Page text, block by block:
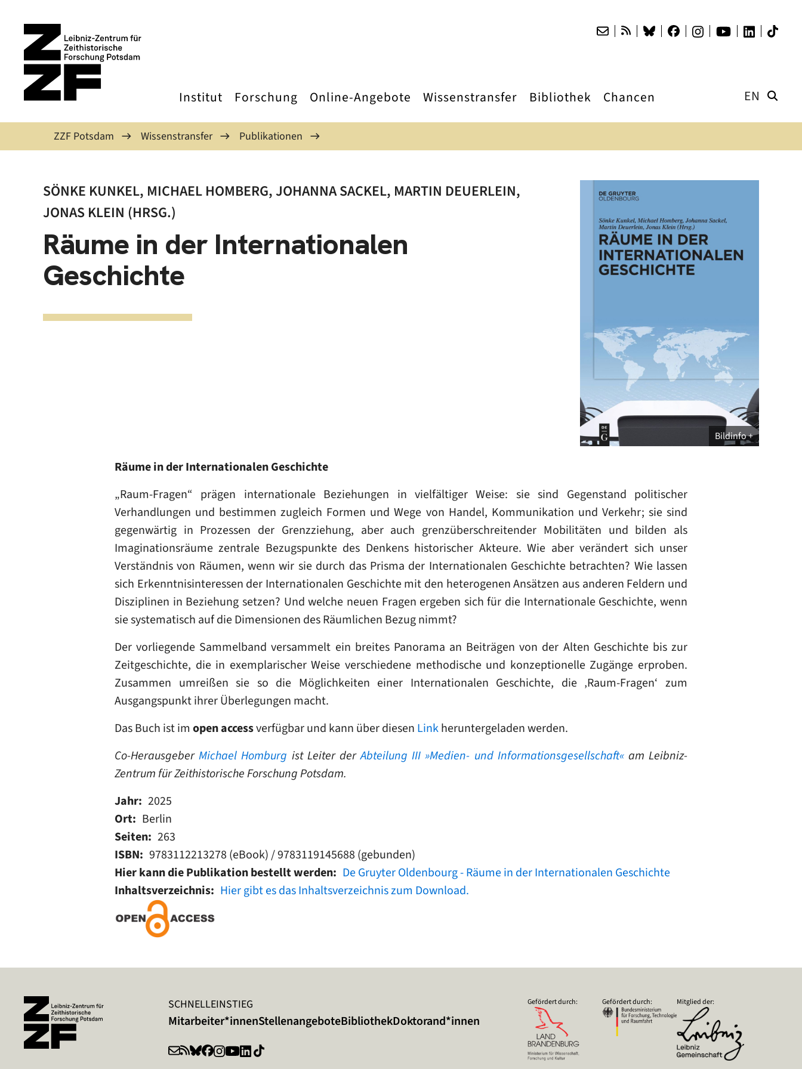
Institut Forschung Online-Angebote Wissenstransfer Bibliothek Chancen EN
ZZF Potsdam Wissenstransfer Publikationen
SÖNKE KUNKEL, MICHAEL HOMBERG, JOHANNA SACKEL, MARTIN DEUERLEIN,
JONAS KLEIN (HRSG.)
Räume in der Internationalen
Geschichte
Bildinfo
Räume in der Internationalen Geschichte
„Raum-Fragen“ prägen internationale Beziehungen in vielfältiger Weise: sie sind Gegenstand politischer
Verhandlungen und bestimmen zugleich Formen und Wege von Handel, Kommunikation und Verkehr; sie sind
gegenwärtig in Prozessen der Grenzziehung, aber auch grenzüberschreitender Mobilitäten und bilden als
Imaginationsräume zentrale Bezugspunkte des Denkens historischer Akteure. Wie aber verändert sich unser
Verständnis von Räumen, wenn wir sie durch das Prisma der Internationalen Geschichte betrachten? Wie lassen
sich Erkenntnisinteressen der Internationalen Geschichte mit den heterogenen Ansätzen aus anderen Feldern und
Disziplinen in Beziehung setzen? Und welche neuen Fragen ergeben sich für die Internationale Geschichte, wenn
sie systematisch auf die Dimensionen des Räumlichen Bezug nimmt?
Der vorliegende Sammelband versammelt ein breites Panorama an Beiträgen von der Alten Geschichte bis zur
Zeitgeschichte, die in exemplarischer Weise verschiedene methodische und konzeptionelle Zugänge erproben.
Zusammen umreißen sie so die Möglichkeiten einer Internationalen Geschichte, die ‚Raum-Fragen‘ zum
Ausgangspunkt ihrer Überlegungen macht.
Das Buch ist im open accessverfügbar und kann über diesen Linkheruntergeladen werden.
Co-HerausgeberMichael Homburg ist Leiter derAbteilung III »Medien- und Informationsgesellschaft«am Leibniz-
Zentrum für Zeithistorische Forschung Potsdam.
Jahr 2025
Ort
Berlin
Seiten 263
ISBN
9783112213278 (eBook) / 9783119145688 (gebunden)
Hier kann die Publikation bestellt werden
De Gruyter Oldenbourg - Räume in der Internationalen Geschichte
Inhaltsverzeichnis
Hier gibt es das Inhaltsverzeichnis zum Download.
SCHNELLEINSTIEG
Mitarbeiter*innenStellenangeboteBibliothekDoktorand*innen
Gefördert durch: Gefördert durch: Mitglied der: